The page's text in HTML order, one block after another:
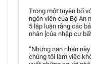
Trong một tuyên bố
ngôn viên của Bộ An
5 lập luận rằng các
nhân [của nhập cư
“Những nạn nhân
chúng tôi làm việc